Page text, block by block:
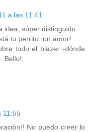
a las 11:41
idea, súper distinguido...
tu perrito, un amor!
todo el blazer -dónde
Bello!
11:55
No puedo creer lo